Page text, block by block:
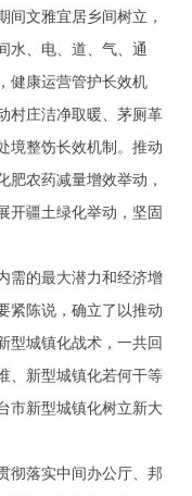
文雅宜居乡间树立，
水、电、道、气、通
健康运营管护长效机
村庄洁净取暖、茅厕革
境整饬长效机制。推动
肥农药减量增效举动，
开疆土绿化举动，坚固
的最大潜力和经济增
紧陈说，确立了以推动
型城镇化战术，一共回
、新型城镇化若何干等
市新型城镇化树立新大
落实中间办公厅、邦